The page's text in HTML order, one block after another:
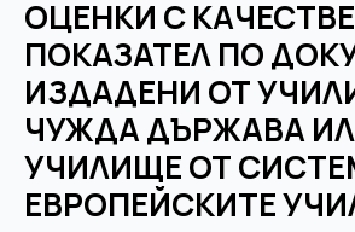
ОЦЕНКИ С
ПОКАЗАТЕЛ ПО
ИЗДАДЕНИ ОТ
ЧУЖДА ДЪРЖАВА
УЧИЛИЩЕ ОТ
ЕВРОПЕЙСКИТЕ